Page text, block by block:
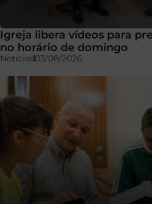
Igreja libera vídeos para
no horário de domingo
Notícias03/08/2026